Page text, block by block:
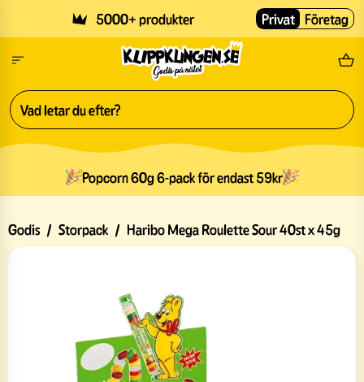
5000+ produkter Fri
Privat Företag
Popcorn 60g 6-pack för endast 59kr
Godis / Storpack / Haribo Mega Roulette Sour 40st x 45g